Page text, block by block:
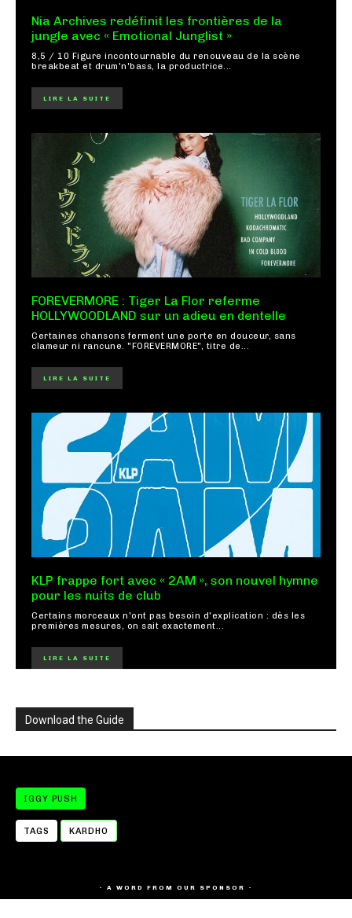
Nia Archives redéfinit les frontières de la
jungle avec « Emotional Junglist »
8,5 / 10 Figure incontournable du renouveau de la scène
breakbeat et drum'n'bass, la productrice...
LIRE LA SUITE
FOREVERMORE : Tiger La Flor referme
HOLLYWOODLAND sur un adieu en dentelle
Certaines chansons ferment une porte en douceur, sans
clameur ni rancune. "FOREVERMORE", titre de...
LIRE LA SUITE
KLP frappe fort avec « 2AM », son nouvel hymne
pour les nuits de club
Certains morceaux n'ont pas besoin d'explication : dès les
premières mesures, on sait exactement...
LIRE LA SUITE
Download the Guide
IGGY PUSH
TAGS KARDHO
- A WORD FROM OUR SPONSOR -